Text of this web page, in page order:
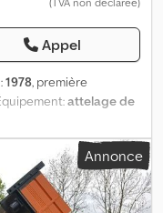
Appel
1978, première
attelage de
= - Direction
= Compteur
intégrale
: Mercedes
DE
Annonce